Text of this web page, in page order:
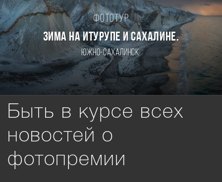
Фототур
Зима на Итурупе и Сахалине.
Южно-Сахалинск.
Быть в курсе всех
новостей о
фотопремии